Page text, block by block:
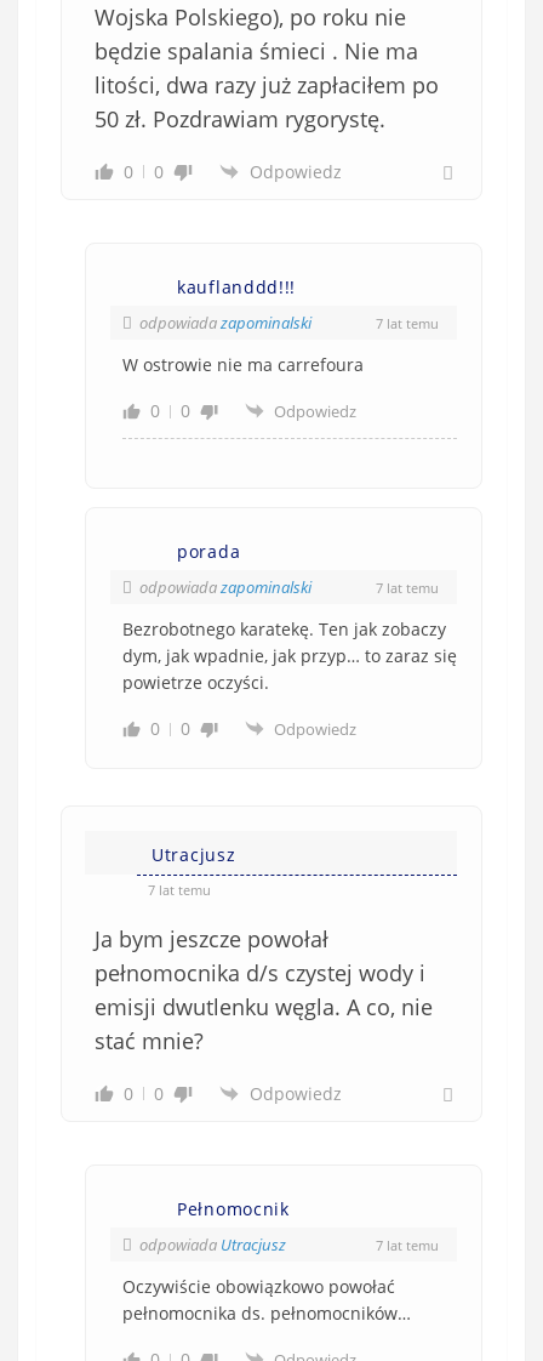
Wojska Polskiego), po roku nie
będzie spalania śmieci . Nie ma
litości, dwa razy już zapłaciłem po
50 zł. Pozdrawiam rygorystę.
0 0 Odpowiedz
kauflanddd!!!
odpowiadazapominalski 7 lat temu
W ostrowie nie ma carrefoura
0
0 Odpowiedz
porada
odpowiadazapominalski 7 lat temu
Bezrobotnego karatekę. Ten jak zobaczy
dym, jak wpadnie, jak przyp… to zaraz się
powietrze oczyści.
0
0 Odpowiedz
Utracjusz
7 lat temu
Ja bym jeszcze powołał
pełnomocnika d/s czystej wody i
emisji dwutlenku węgla. A co, nie
stać mnie?
0 0 Odpowiedz
Pełnomocnik
odpowiada Utracjusz 7 lat temu
Oczywiście obowiązkowo powołać
pełnomocnika ds. pełnomocników…